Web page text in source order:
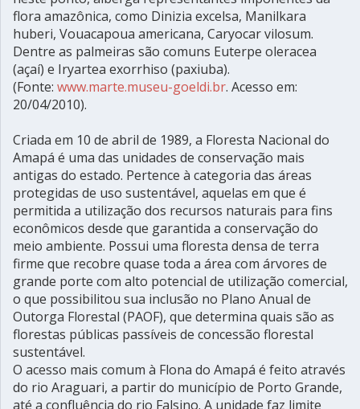
flora amazônica, como Dinizia excelsa, Manilkara
huberi, Vouacapoua americana, Caryocar vilosum.
Dentre as palmeiras são comuns Euterpe oleracea
(açaí) e Iryartea exorrhiso (paxiuba).
(Fonte: www.marte.museu-goeldi.br. Acesso em:
20/04/2010).
Criada em 10 de abril de 1989, a Floresta Nacional do
Amapá é uma das unidades de conservação mais
antigas do estado. Pertence à categoria das áreas
protegidas de uso sustentável, aquelas em que é
permitida a utilização dos recursos naturais para fins
econômicos desde que garantida a conservação do
meio ambiente. Possui uma floresta densa de terra
firme que recobre quase toda a área com árvores de
grande porte com alto potencial de utilização comercial,
o que possibilitou sua inclusão no Plano Anual de
Outorga Florestal (PAOF), que determina quais são as
florestas públicas passíveis de concessão florestal
sustentável.
O acesso mais comum à Flona do Amapá é feito através
do rio Araguari, a partir do município de Porto Grande,
até a confluência do rio Falsino. A unidade faz limite